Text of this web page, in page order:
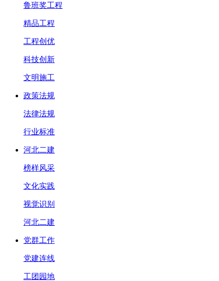
鲁班奖工程
精品工程
工程创优
科技创新
文明施工
政策法规
法律法规
行业标准
河北二建
榜样风采
文化实践
视觉识别
河北二建
党群工作
党建连线
工团园地